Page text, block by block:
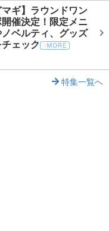
マギ】ラウンドワン
開催決定！限定メニ
ノベルティ、グッズ
ェック
特集一覧へ